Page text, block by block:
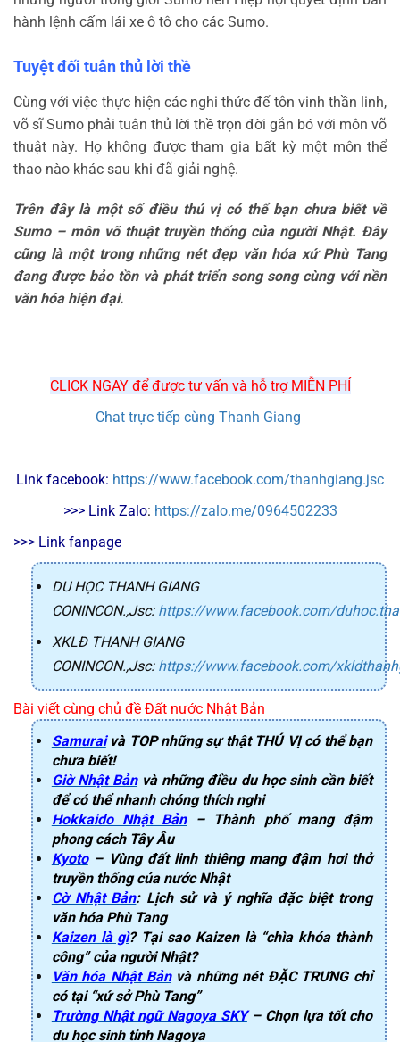
hành lệnh cấm lái xe ô tô cho các Sumo.
Tuyệt đối tuân thủ lời thề
Cùng với việc thực hiện các nghi thức để tôn vinh thần linh,
võ sĩ Sumo phải tuân thủ lời thề trọn đời gắn bó với môn võ
thuật này. Họ không được tham gia bất kỳ một môn thể
thao nào khác sau khi đã giải nghệ.
Trên đây là một số điều thú vị có thể bạn chưa biết về
Sumo – môn võ thuật truyền thống của người Nhật. Đây
cũng là một trong những nét đẹp văn hóa xứ Phù Tang
đang được bảo tồn và phát triển song song cùng với nền
văn hóa hiện đại.
CLICK NGAY để được tư vấn và hỗ trợ MIỄN PHÍ
Chat trực tiếp cùng Thanh Giang
Link facebook: https://www.facebook.com/thanhgiang.jsc
>>> Link Zalo: https://zalo.me/0964502233
>>> Link fanpage
DU HỌC THANH GIANG
CONINCON.,Jsc: https://www.facebook.com/
XKLĐ THANH GIANG
CONINCON.,Jsc: https://www.facebook.com/
Bài viết cùng chủ đề Đất nước Nhật Bản
Samuraivà TOP những sự thật THÚ VỊ có thể bạn
chưa biết!
Giờ Nhật Bảnvà những điều du học sinh cần biết
để có thể nhanh chóng thích nghi
Hokkaido Nhật Bản– Thành phố mang đậm
phong cách Tây Âu
Kyoto– Vùng đất linh thiêng mang đậm hơi thở
truyền thống của nước Nhật
Cờ Nhật Bản: Lịch sử và ý nghĩa đặc biệt trong
văn hóa Phù Tang
Kaizen là gì? Tại sao Kaizen là “chìa khóa thành
công” của người Nhật?
Văn hóa Nhật Bảnvà những nét ĐẶC TRƯNG chỉ
có tại “xứ sở Phù Tang”
Trường Nhật ngữ Nagoya SKY– Chọn lựa tốt cho
du học sinh tỉnh Nagoya